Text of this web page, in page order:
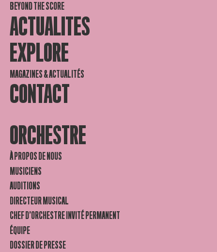
BEYOND THE SCORE
ACTUALITES
EXPLORE
MAGAZINES & ACTUALITÉS
CONTACT
ORCHESTRE
À PROPOS DE NOUS
MUSICIENS
AUDITIONS
DIRECTEUR MUSICAL
CHEF D’ORCHESTRE INVITÉ PERMANENT
ÉQUIPE
DOSSIER DE PRESSE